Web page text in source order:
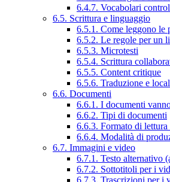
6.4.7. Vocabolari
6.5. Scrittura e linguaggio
6.5.1. Come leggono le
6.5.2. Le regole per un
6.5.3. Microtesti
6.5.4. Scrittura
6.5.5. Content critique
6.5.6. Traduzione e
6.6. Documenti
6.6.1. I documenti
6.6.2. Tipi di documenti
6.6.3. Formato di
6.6.4. Modalità di
6.7. Immagini e video
6.7.1. Testo alternativo
6.7.2. Sottotitoli per i
6.7.3. Trascrizioni per i